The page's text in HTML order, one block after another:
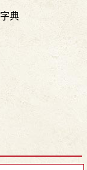
典